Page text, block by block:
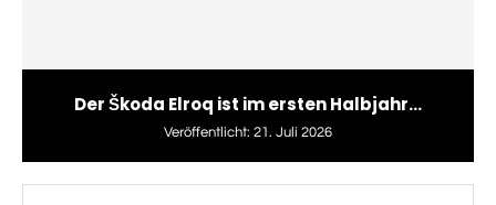
Der Škoda Elroq ist im ersten Halbjahr...
Veröffentlicht: 21. Juli 2026